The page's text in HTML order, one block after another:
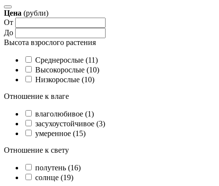
Цена (рубли)
От
До
Высота взрослого растения
Cреднерослые (11)
Высокорослые (10)
Низкорослые (10)
Отношение к влаге
влаголюбивое (1)
засухоустойчивое (3)
умеренное (15)
Отношение к свету
полутень (16)
солнце (19)